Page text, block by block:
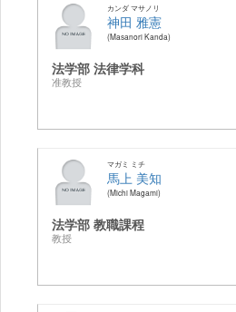
カンダ マサノリ
神田 雅憲
Masanori Kanda
法学部 法律学科
准教授
マガミ ミチ
馬上 美知
Michi Magami
法学部 教職課程
教授